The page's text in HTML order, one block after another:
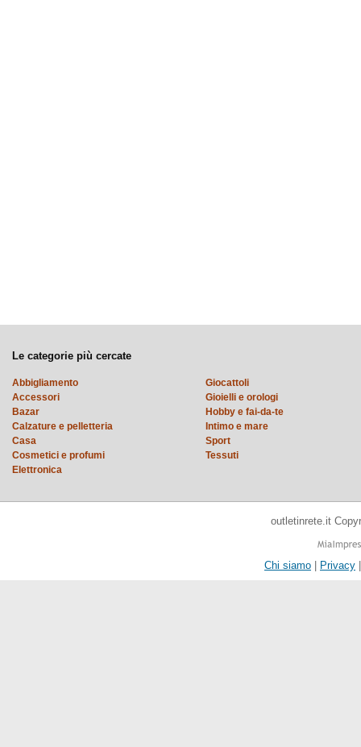
Le categorie più cercate
Abbigliamento
Accessori
Bazar
Calzature e pelletteria
Casa
Cosmetici e profumi
Elettronica
Giocattoli
Gioielli e orologi
Hobby e fai-da-te
Intimo e mare
Sport
Tessuti
outletinrete.it
Chi siamo | Privacy